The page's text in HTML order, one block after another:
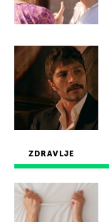
ZDRAVLJE